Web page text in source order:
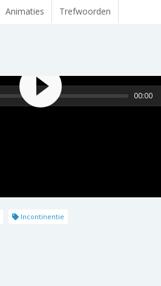
Animaties Trefwoorden
00:00
Incontinentie